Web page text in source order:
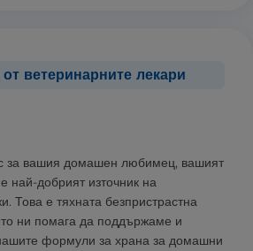
ветеринарните лекари
за вашия домашен любимец, вашият
най-добрият източник на
Това е тяхната безпристрастна
ни помага да поддържаме и
формули за храна за домашни